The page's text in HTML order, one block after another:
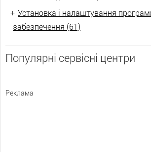
+ Установка і налаштування
забезпечення (61)
Популярні сервісні центри
Реклама